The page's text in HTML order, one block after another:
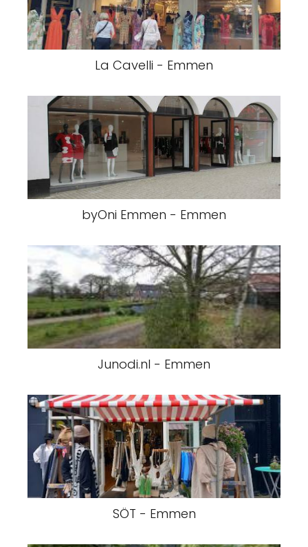
La Cavelli - Emmen
byOni Emmen - Emmen
Junodi.nl - Emmen
SÖT - Emmen